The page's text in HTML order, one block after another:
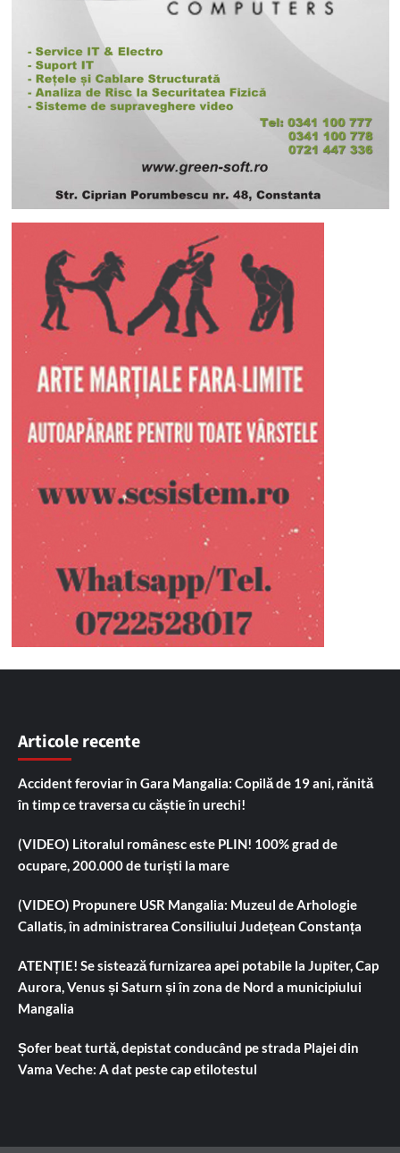
Articole recente
Accident feroviar în Gara Mangalia: Copilă de 19 ani, rănită
în timp ce traversa cu căștie în urechi!
(VIDEO) Litoralul românesc este PLIN! 100% grad de
ocupare, 200.000 de turiști la mare
(VIDEO) Propunere USR Mangalia: Muzeul de Arhologie
Callatis, în administrarea Consiliului Județean Constanța
ATENȚIE! Se sistează furnizarea apei potabile la Jupiter, Cap
Aurora, Venus și Saturn și în zona de Nord a municipiului
Mangalia
Șofer beat turtă, depistat conducând pe strada Plajei din
Vama Veche: A dat peste cap etilotestul